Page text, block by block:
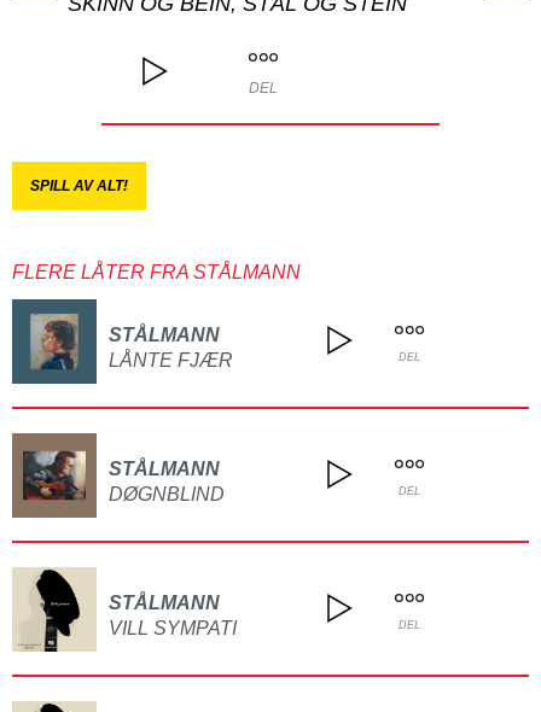
DEL
SPILL AV ALT!
FLERE LÅTER FRA STÅLMANN
STÅLMANN
LÅNTE FJÆR
DEL
STÅLMANN
DØGNBLIND
DEL
STÅLMANN
VILL SYMPATI
DEL